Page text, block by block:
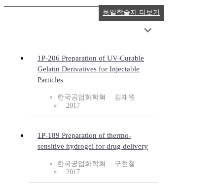
1P-206 Preparation of UV-Curable
Gelatin Derivatives for Injectable
Particles
한국공업화학회
김재원
2017
1P-189 Preparation of thermo-
sensitive hydrogel for drug delivery
한국공업화학회
구현철
2017
동일학술지 더보기